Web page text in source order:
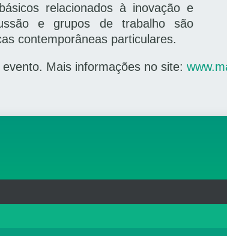
relacionados à inovação e
e grupos de trabalho são
contemporâneas particulares.
Mais informações no site:
30